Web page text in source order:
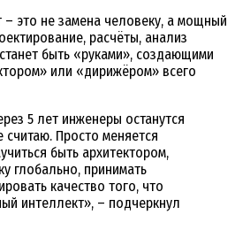
– это не замена человеку, а мощный
расчёты, анализ
быть «руками», создающими
или «дирижёром» всего
5 лет инженеры останутся
считаю. Просто меняется
быть архитектором,
глобально, принимать
качество того, что
интеллект», – подчеркнул